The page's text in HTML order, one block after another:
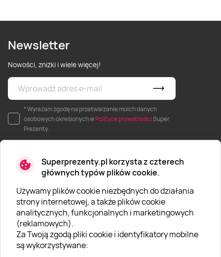
Superprezenty.pl korzysta z czterech
głównych typów plików cookie.
Używamy plików cookie niezbędnych do działania
strony internetowej, a także plików cookie
analitycznych, funkcjonalnych i marketingowych
(reklamowych).
Za Twoją zgodą pliki cookie i identyfikatory mobilne
są wykorzystywane:
Newsletter
Nowości, zniżki i wiele więcej!
* Wyrażam zgodę na przetwarzanie moich danych
osobowych określonych wPolityce prywatnościSuper
Prezenty.
O SUPERPREZENTY
O nas
Aktualności
Kariera w Super Prezentach